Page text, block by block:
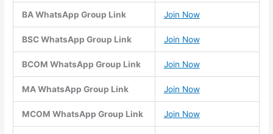
BA WhatsApp Group Link Join Now
BSC WhatsApp Group Link Join Now
BCOM WhatsApp Group Link Join Now
MA WhatsApp Group Link Join Now
MCOM WhatsApp Group Link Join Now